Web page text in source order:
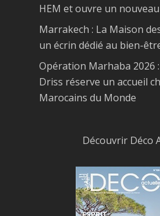
HEM et ouvre un
Marrakech : La Maison
un écrin dédié au bien-
Opération Marhaba 2026
Driss réserve un accueil
Marocains du Monde
Découvrir Déco